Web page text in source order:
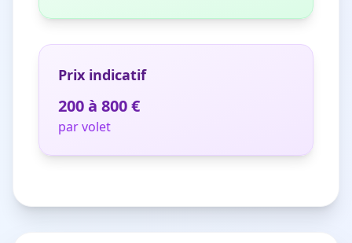
Prix indicatif
200 à 800 €
par volet